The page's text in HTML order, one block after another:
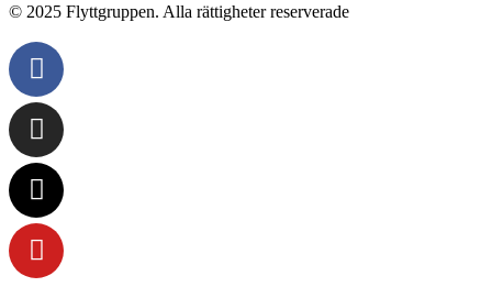
© 2025 Flyttgruppen. Alla rättigheter reserverade